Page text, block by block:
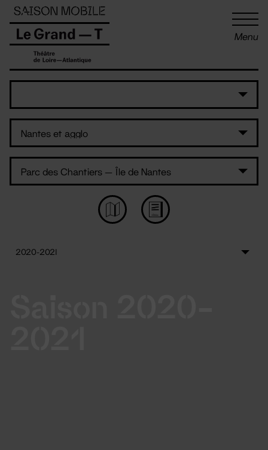
Menu
Panneau de gestion des cookies